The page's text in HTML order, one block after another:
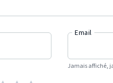
Email
Jamais affiché,